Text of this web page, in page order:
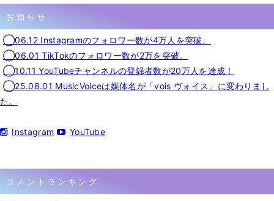
お知らせ
◯06.12 Instagramのフォロワー数が4万人を突破。
◯06.01 TikTokのフォロワー数が2万を突破。
◯10.11 YouTubeチャンネルの登録者数が20万人を達成！
◯25.08.01 MusicVoiceは媒体名が「vois ヴォイス」に変わりまし
た。
Instagram YouTube
コメントランキング